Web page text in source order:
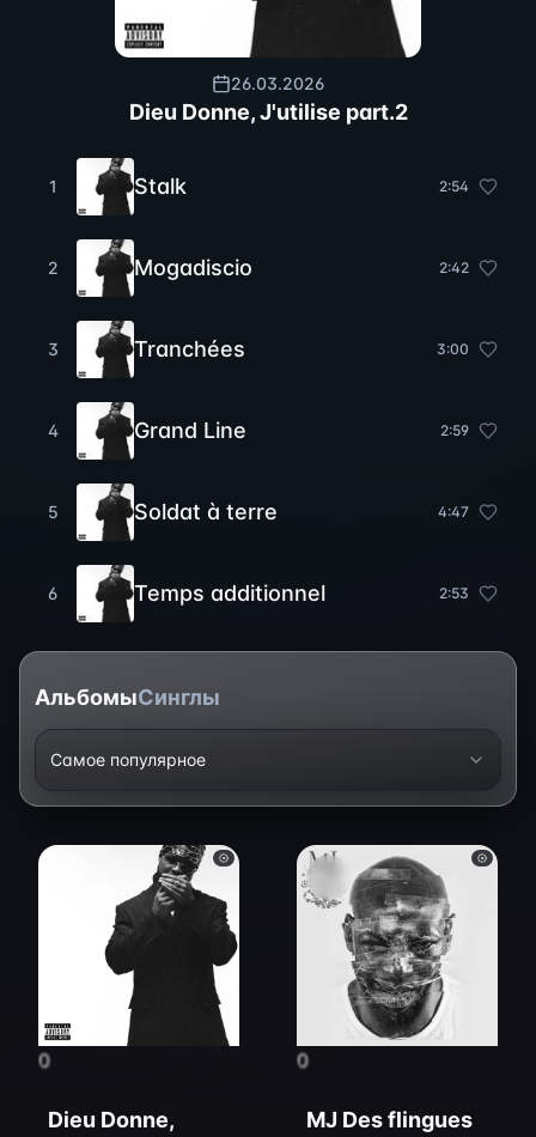
26.03.2026
Dieu Donne, J'utilise part.2
1 Stalk 2:54
2 Mogadiscio 2:42
3 Tranchées 3:00
4 Grand Line 2:59
5 Soldat à terre 4:47
6 Temps additionnel 2:53
АльбомыСинглы
Самое популярное
0
Dieu Donne,
0
MJ Des flingues